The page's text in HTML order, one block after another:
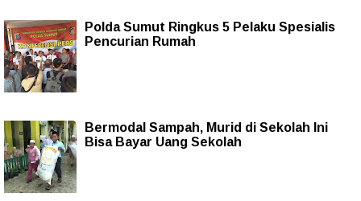
Polda Sumut Ringkus 5 Pelaku Spesialis
Pencurian Rumah
Bermodal Sampah, Murid di Sekolah Ini
Bisa Bayar Uang Sekolah